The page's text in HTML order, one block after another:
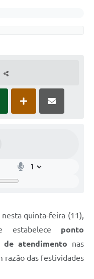
quinta-feira (11),
estabelece ponto
atendimento nas
razão das festividades